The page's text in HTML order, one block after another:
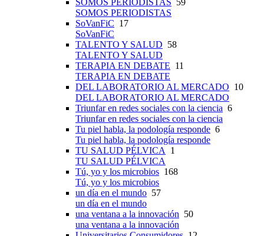
SOMOS PERIODISTAS 59
SOMOS PERIODISTAS
SoVanFiC 17
SoVanFiC
TALENTO Y SALUD 58
TALENTO Y SALUD
TERAPIA EN DEBATE 11
TERAPIA EN DEBATE
DEL LABORATORIO AL MERCADO 10
DEL LABORATORIO AL MERCADO
Triunfar en redes sociales con la ciencia 6
Triunfar en redes sociales con la ciencia
Tu piel habla, la podología responde 6
Tu piel habla, la podología responde
TU SALUD PÉLVICA
1
TU SALUD PÉLVICA
Tú, yo y los microbios 168
Tú, yo y los microbios
un día en el mundo 57
un día en el mundo
una ventana a la innovación 50
una ventana a la innovación